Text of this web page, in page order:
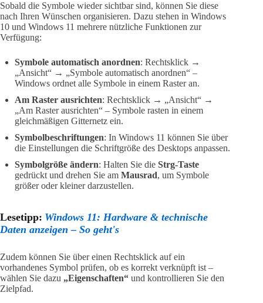
Sobald die Symbole wieder sichtbar sind, können Sie diese
nach Ihren Wünschen organisieren. Dazu stehen in Windows
10 und Windows 11 mehrere nützliche Funktionen zur
Verfügung:
Symbole automatisch anordnen: Rechtsklick →
„Ansicht“ → „Symbole automatisch anordnen“ –
Windows ordnet alle Symbole in einem Raster an.
Am Raster ausrichten: Rechtsklick → „Ansicht“ →
„Am Raster ausrichten“ – Symbole rasten in einem
gleichmäßigen Gitternetz ein.
Symbolbeschriftungen: In Windows 11 können Sie über
die Einstellungen die Schriftgröße des Desktops anpassen.
Symbolgröße ändern: Halten Sie die Strg-Taste
gedrückt und drehen Sie am Mausrad, um Symbole
größer oder kleiner darzustellen.
Lesetipp: Windows 11: Hardware & technische
Daten anzeigen – So geht's
Zudem können Sie über einen Rechtsklick auf ein
vorhandenes Symbol prüfen, ob es korrekt verknüpft ist –
wählen Sie dazu „Eigenschaften“ und kontrollieren Sie den
Zielpfad.